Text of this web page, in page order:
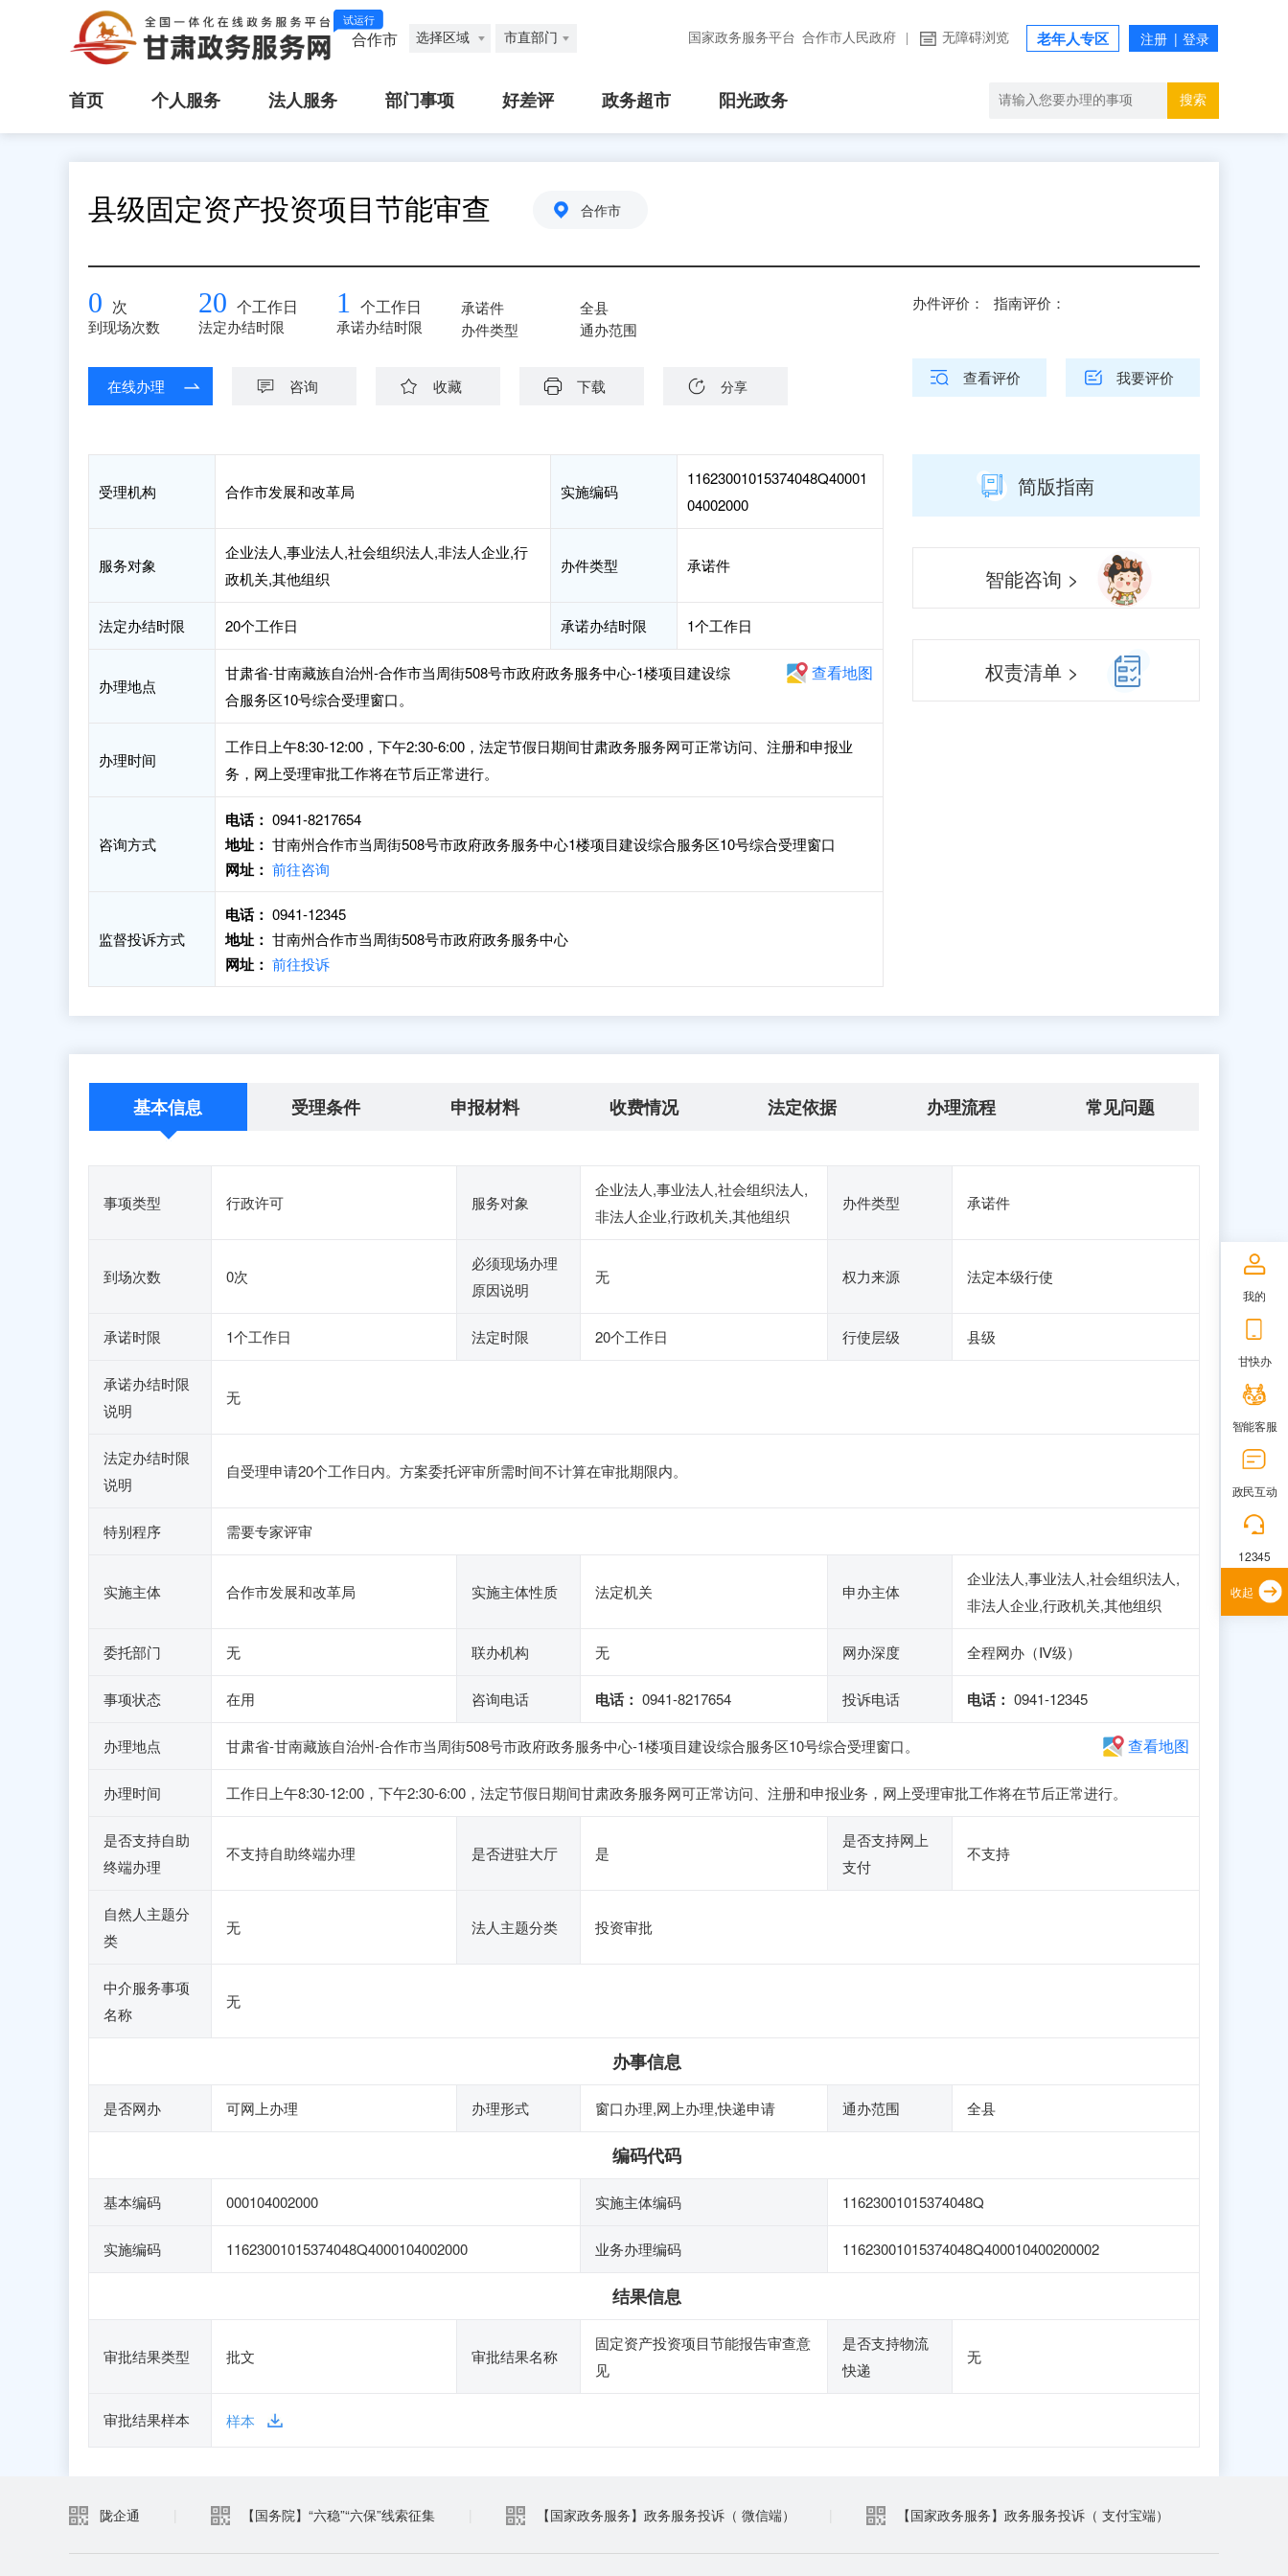
试运行
合作市 选择区域 市直部门 国家政务服务平台 合作市人民政府 无障碍浏览 老年人专区
首页 个人服务 法人服务 部门事项 好差评 政务超市 阳光政务 搜索
县级固定资产投资项目节能审查 合作市
0 次
到现场次数
20 个工作日
法定办结时限
1 个工作日
承诺办结时限
承诺件
办件类型
全县
通办范围
在线办理 咨询 收藏 下载 分享
办件评价： 指南评价：
查看评价 我要评价
受理机构 合作市发展和改革局 实施编码
11623001015374048Q40001
04002000
服务对象
企业法人,事业法人,社会组织法人,非法人企业,行
政机关,其他组织
办件类型 承诺件
法定办结时限 20个工作日 承诺办结时限 1个工作日
办理地点
甘肃省-甘南藏族自治州-合作市当周街508号市政府政务服务中心-1楼项目建设综
合服务区10号综合受理窗口。
查看地图
办理时间
工作日上午8:30-12:00，下午2:30-6:00，法定节假日期间甘肃政务服务网可正常访问、注册和申报业
务，网上受理审批工作将在节后正常进行。
咨询方式
电话： 0941-8217654
地址： 甘南州合作市当周街508号市政府政务服务中心1楼项目建设综合服务区10号综合受理窗口
网址： 前往咨询
监督投诉方式
电话： 0941-12345
地址： 甘南州合作市当周街508号市政府政务服务中心
网址： 前往投诉
简版指南
智能咨询 >
权责清单 >
基本信息 受理条件 申报材料 收费情况 法定依据 办理流程 常见问题
事项类型 行政许可 服务对象
企业法人,事业法人,社会组织法人,
非法人企业,行政机关,其他组织
办件类型 承诺件
到场次数 0次
必须现场办理
原因说明
无 权力来源 法定本级行使
承诺时限 1个工作日 法定时限 20个工作日 行使层级 县级
承诺办结时限
说明
无
法定办结时限
说明
自受理申请20个工作日内。方案委托评审所需时间不计算在审批期限内。
特别程序 需要专家评审
实施主体 合作市发展和改革局 实施主体性质 法定机关 申办主体
企业法人,事业法人,社会组织法人,
非法人企业,行政机关,其他组织
委托部门 无 联办机构 无 网办深度 全程网办（Ⅳ级）
事项状态 在用 咨询电话 电话： 0941-8217654 投诉电话 电话： 0941-12345
办理地点 甘肃省-甘南藏族自治州-合作市当周街508号市政府政务服务中心-1楼项目建设综合服务区10号综合受理窗口。 查看地图
办理时间 工作日上午8:30-12:00，下午2:30-6:00，法定节假日期间甘肃政务服务网可正常访问、注册和申报业务，网上受理审批工作将在节后正常进行。
是否支持自助
终端办理
不支持自助终端办理 是否进驻大厅 是
是否支持网上
支付
不支持
自然人主题分
类
无 法人主题分类 投资审批
中介服务事项
名称
无
办事信息
是否网办 可网上办理 办理形式 窗口办理,网上办理,快递申请 通办范围 全县
编码代码
基本编码 000104002000 实施主体编码 11623001015374048Q
实施编码 11623001015374048Q4000104002000 业务办理编码 11623001015374048Q400010400200002
结果信息
审批结果类型 批文 审批结果名称
固定资产投资项目节能报告审查意
见
是否支持物流
快递
无
审批结果样本 样本
陇企通 【国务院】“六稳”“六保”线索征集 【国家政务服务】政务服务投诉（ 微信端） 【国家政务服务】政务服务投诉（ 支付宝端）
我的
甘快办
智能客服
政民互动
12345
收起